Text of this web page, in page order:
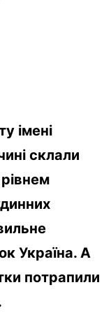
імені
склали
Україна. А
потрапили